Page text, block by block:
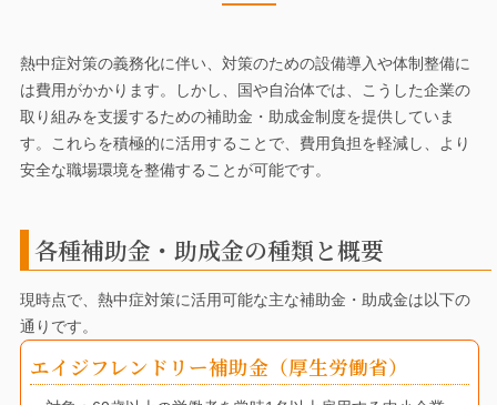
熱中症対策の義務化に伴い、対策のための設備導入や体制整備に
は費用がかかります。しかし、国や自治体では、こうした企業の
取り組みを支援するための補助金・助成金制度を提供していま
す。これらを積極的に活用することで、費用負担を軽減し、より
安全な職場環境を整備することが可能です。
各種補助金・助成金の種類と概要
現時点で、熱中症対策に活用可能な主な補助金・助成金は以下の
通りです。
エイジフレンドリー補助金（厚生労働省）